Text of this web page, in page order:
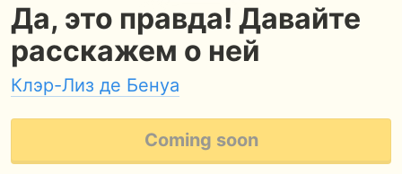
Да, это правда! Давайте
расскажем о ней
Клэр-Лиз де Бенуа
Coming soon